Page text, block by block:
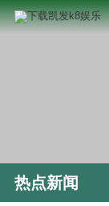
热点新闻